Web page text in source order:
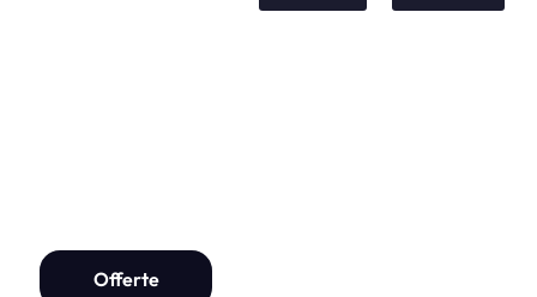
Offerte